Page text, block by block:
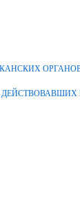
ДЕЙСТВОВАВШИХ